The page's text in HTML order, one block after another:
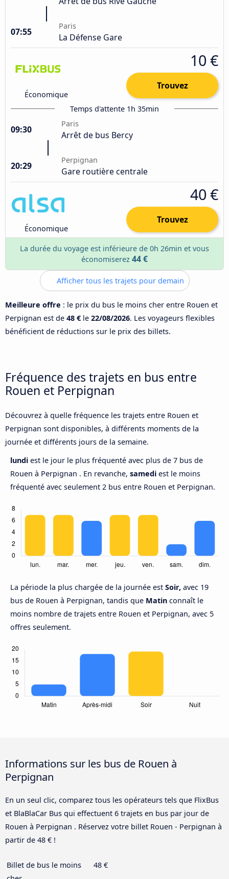
07:55
Paris
La Défense Gare
Économique
10 €
Trouvez
Temps d'attente 1h 35min
09:30
Paris
Arrêt de bus Bercy
20:29
Perpignan
Gare routière centrale
Économique
40 €
Trouvez
La durée du voyage est inférieure de 0h 26min et vous
économiserez 44 €
Afficher tous les trajets pour demain
Meilleure offre : le prix du bus le moins cher entre Rouen et
Perpignan est de 48 € le 22/08/2026. Les voyageurs flexibles
bénéficient de réductions sur le prix des billets.
Fréquence des trajets en bus entre
Rouen et Perpignan
Découvrez à quelle fréquence les trajets entre Rouen et
Perpignan sont disponibles, à différents moments de la
journée et différents jours de la semaine.
lundi est le jour le plus fréquenté avec plus de 7 bus de
Rouen à Perpignan . En revanche, samedi est le moins
fréquenté avec seulement 2 bus entre Rouen et Perpignan.
La période la plus chargée de la journée est Soir, avec 19
bus de Rouen à Perpignan, tandis que Matin connaît le
moins nombre de trajets entre Rouen et Perpignan, avec 5
offres seulement.
Informations sur les bus de Rouen à
Perpignan
En un seul clic, comparez tous les opérateurs tels que FlixBus
et BlaBlaCar Bus qui effectuent 6 trajets en bus par jour de
Rouen à Perpignan . Réservez votre billet Rouen - Perpignan à
partir de 48 € !
Billet de bus le moins
48 €